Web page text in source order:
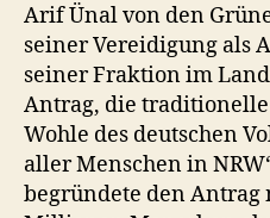
Arif Ünal von den
seiner Vereidigung als
seiner Fraktion im
Antrag, die
Wohle des deutschen
aller Menschen in
begründete den